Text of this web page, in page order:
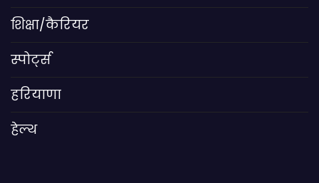
शिक्षा/कैरियर
स्पोर्ट्स
हरियाणा
हेल्थ